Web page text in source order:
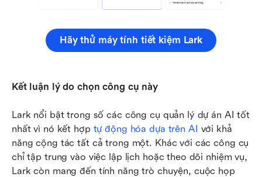
Hãy thử máy tính tiết kiệm Lark
Kết luận lý do chọn công cụ này
Lark nổi bật trong số các công cụ quản lý dự án AI tốt
nhất vì nó kết hợp tự động hóa dựa trên AI với khả
năng cộng tác tất cả trong một. Khác với các công cụ
chỉ tập trung vào việc lập lịch hoặc theo dõi nhiệm vụ,
Lark còn mang đến tính năng trò chuyện, cuộc họp